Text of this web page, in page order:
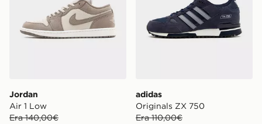
Jordan
Air 1 Low
Era 140,00€
adidas
Originals ZX 750
Era 110,00€